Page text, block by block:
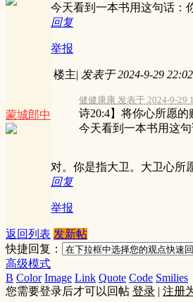
今天看到一本书用这句话：
回复
举报
蒙城郎中
楼主| 发表于 2024-9-29 22:02
健健康康 发表于 2024-9-29
诗20:4】将你心所愿的
今天看到一本书用这
对。你是指大卫。大卫心所
回复
举报
返回列表 发新帖
快捷回复：
高级模式
B Color Image Link Quote Code Smilies
您需要登录后才可以回帖 登录 | 注册